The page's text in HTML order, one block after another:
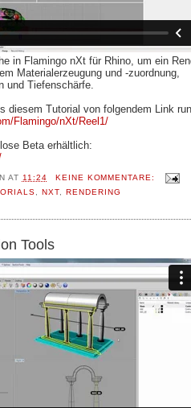
in Flamingo nXt für Rhino, um ein
Materialerzeugung und -zuordnung,
und Tiefenschärfe.
diesem Tutorial von folgendem Link
Flamingo/nXt/Reel1/
Beta erhältlich:
AT 11:24
KEINE KOMMENTARE:
NXT, RENDERING
Tools